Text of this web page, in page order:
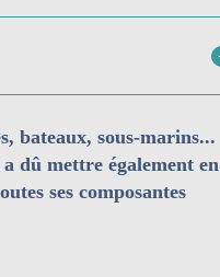
bateaux, sous-marins...
dû mettre également en
ses composantes